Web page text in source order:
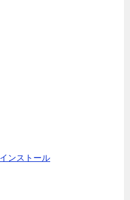
ンストール